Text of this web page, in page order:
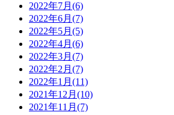
2022年7月(6)
2022年6月(7)
2022年5月(5)
2022年4月(6)
2022年3月(7)
2022年2月(7)
2022年1月(11)
2021年12月(10)
2021年11月(7)